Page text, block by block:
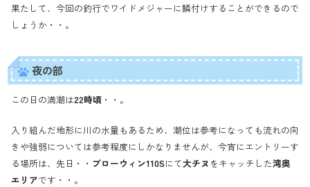
果たして、今回の釣行でワイドメジャーに鱗付けすることができるので
しょうか・・。
夜の部
この日の満潮は22時頃 ・・。
入り組んだ地形に川の水量もあるため、潮位は参考になっても流れの向
きや強弱については参考程度にしかなりませんが、今宵にエントリーす
る場所は、先日・・ ブローウィン110Sにて大チヌをキャッチした湾奥
エリアです・・。